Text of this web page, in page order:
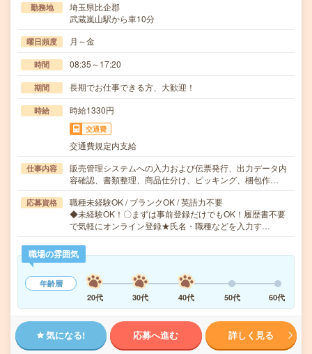
勤務地
埼玉県比企郡
武蔵嵐山駅から車10分
曜日頻度 月～金
時間 08:35～17:20
期間 長期でお仕事できる方、大歓迎！
時給 時給1330円
交通費
交通費規定内支給
仕事内容
販売管理システムへの入力および伝票発行、出力データ内
容確認、書類整理、商品仕分け、ピッキング、梱包作…
応募資格
職種未経験OK / ブランクOK / 英語力不要
◆未経験OK！〇まずは事前登録だけでもOK！履歴書不要
で気軽にオンライン登録★氏名・職種などを入力す…
職場の雰囲気
年齢層
20代
30代 40代 50代 60代
気になる! 応募へ進む 詳しく見る